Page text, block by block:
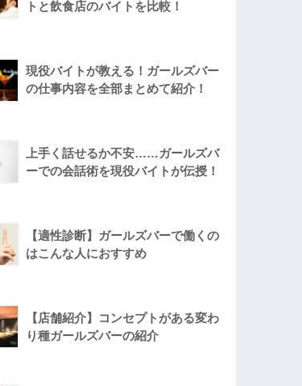
トと飲食店のバイトを比較！
現役バイトが教える！ガールズバー
の仕事内容を全部まとめて紹介！
上手く話せるか不安……ガールズバ
ーでの会話術を現役バイトが伝授！
【適性診断】ガールズバーで働くの
はこんな人におすすめ
【店舗紹介】コンセプトがある変わ
り種ガールズバーの紹介